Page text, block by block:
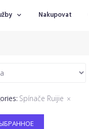
Nakupovat
: Spínače Ruijie ×